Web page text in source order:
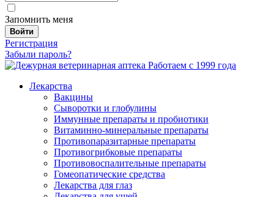
Запомнить меня
Войти
Регистрация
Забыли пароль?
Работаем с 1999 года
Лекарства
Вакцины
Сыворотки и глобулины
Иммунные препараты и пробиотики
Витаминно-минеральные препараты
Противопаразитарные препараты
Противогрибковые препараты
Противовоспалительные препараты
Гомеопатические средства
Лекарства для глаз